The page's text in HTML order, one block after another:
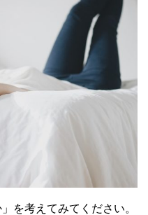
を考えてみてください。